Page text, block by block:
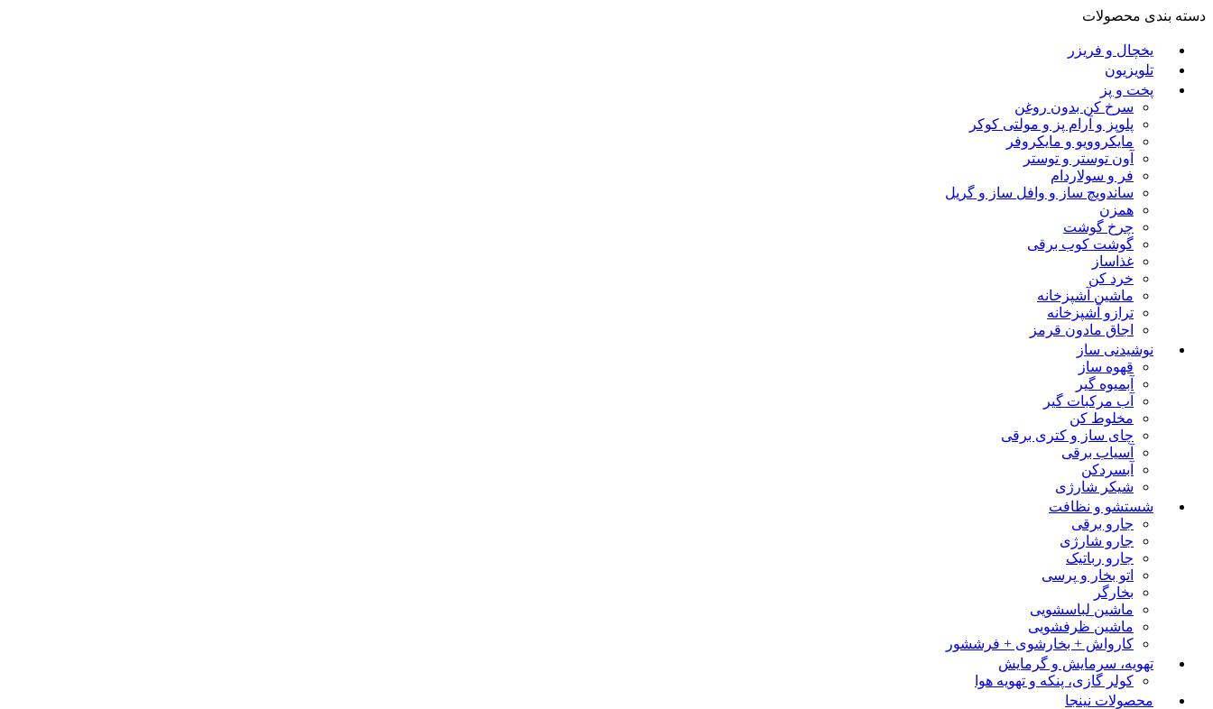
دسته بندی محصولات
یخچال و فریزر
تلویزیون
پخت و پز
سرخ کن بدون روغن
پلوپز و آرام پز و مولتی کوکر
مایکروویو و مایکروفر
آون توستر و توستر
فر و سولاردام
ساندویچ ساز و وافل ساز و گریل
همزن
چرخ گوشت
گوشت کوب برقی
غذاساز
خرد کن
ماشین آشپزخانه
ترازو آشپزخانه
اجاق مادون قرمز
نوشیدنی ساز
قهوه ساز
آبمیوه گیر
آب مرکبات گیر
مخلوط کن
چای ساز و کتری برقی
آسیاب برقی
آبسردکن
شیکر شارژی
شستشو و نظافت
جارو برقی
جارو شارژی
جارو رباتیک
اتو بخار و پرسی
بخارگر
ماشین لباسشویی
ماشین ظرفشویی
کارواش + بخارشوی + فرششور
تهویه، سرمایش و گرمایش
کولر گازی، پنکه و تهویه هوا
محصولات نینجا